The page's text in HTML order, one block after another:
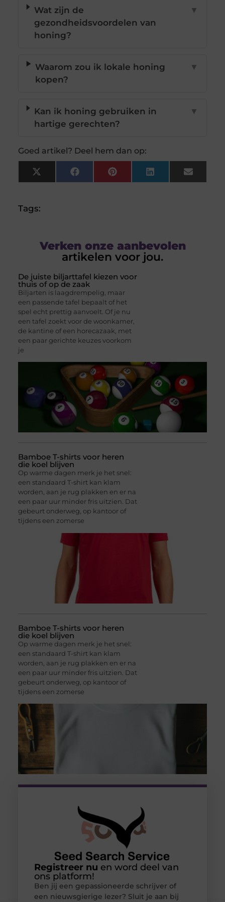
Wat zijn de
gezondheidsvoordelen van
honing?
▼
Waarom zou ik lokale honing
kopen?
▼
Kan ik honing gebruiken in
hartige gerechten?
▼
Goed artikel? Deel hem dan op:
X
(Twitter)
FacebookPinterestLinkedInEmail
Tags:
Verken onze aanbevolen
artikelen voor jou.
De juiste biljarttafel kiezen voor
thuis of op de zaak
Biljarten is laagdrempelig, maar
een passende tafel bepaalt of het
spel echt prettig aanvoelt. Of je nu
een tafel zoekt voor de woonkamer,
de kantine of een horecazaak, met
een paar gerichte keuzes voorkom
je
Bamboe T-shirts voor heren
die koel blijven
Op warme dagen merk je het snel:
een standaard T-shirt kan klam
worden, aan je rug plakken en er na
een paar uur minder fris uitzien. Dat
gebeurt onderweg, op kantoor of
tijdens een zomerse
Bamboe T-shirts voor heren
die koel blijven
Op warme dagen merk je het snel:
een standaard T-shirt kan klam
worden, aan je rug plakken en er na
een paar uur minder fris uitzien. Dat
gebeurt onderweg, op kantoor of
tijdens een zomerse
Registreer nu en word deel van
ons platform!
Ben jij een gepassioneerde schrijver of
een nieuwsgierige lezer? Sluit je aan bij